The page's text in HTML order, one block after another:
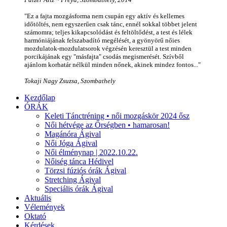
"Ez a fajta mozgásforma nem csupán egy aktív és kellemes
időtöltés, nem egyszerűen csak tánc, ennél sokkal többet jelent
számomra; teljes kikapcsolódást és feltöltődést, a test és lélek
harmóniájának felszabadító megélését, a gyönyörű nőies
mozdulatok-mozdulatsorok végzésén keresztül a test minden
porcikájának egy "másfajta" csodás megismerését. Szívből
ajánlom korhatár nélkül minden nőnek, akinek mindez fontos..."
Tokaji Nagy Zsuzsa, Szombathely
Kezdőlap
ÓRÁK
Keleti Tánctréning • női mozgáskör 2024 ősz
Női hétvége az Őrségben • hamarosan!
Magánóra Ágival
Női Jóga Ágival
Női élménynap | 2022.10.22.
Nőiség tánca Hédivel
Törzsi fúziós órák Ágival
Stretching Ágival
Speciális órák Ágival
Aktuális
Vélemények
Oktató
Kérdések